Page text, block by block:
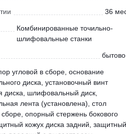
36
Комбинированные точильно-
шлифовальные станки
угловой в сборе, основание
диска, установочный винт
диска, шлифовальный диск,
лента (установлена), стол
сборе, опорный стержень бокового
кожух диска задний, защитный